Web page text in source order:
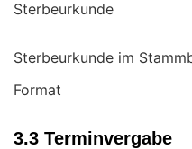
Sterbeurkunde
Sterbeurkunde im
Format
3.3 Terminvergabe